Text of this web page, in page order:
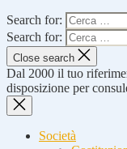
Search for:
Search for:
Close search
Dal 2000 il tuo
disposizione per
Società